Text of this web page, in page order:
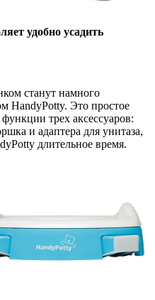
удобно усадить
станут намного
HandyPotty. Это простое
трех аксессуаров:
и адаптера для унитаза,
длительное время.